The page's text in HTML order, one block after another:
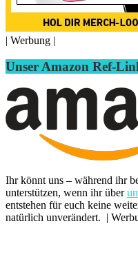
| Werbung |
Unser Amazon Ref-
Ihr könnt uns – während ihr
unterstützen, wenn ihr über
entstehen für euch keine
natürlich unverändert. |